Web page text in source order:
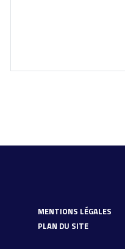
MENTIONS LÉGALES
PLAN DU SITE